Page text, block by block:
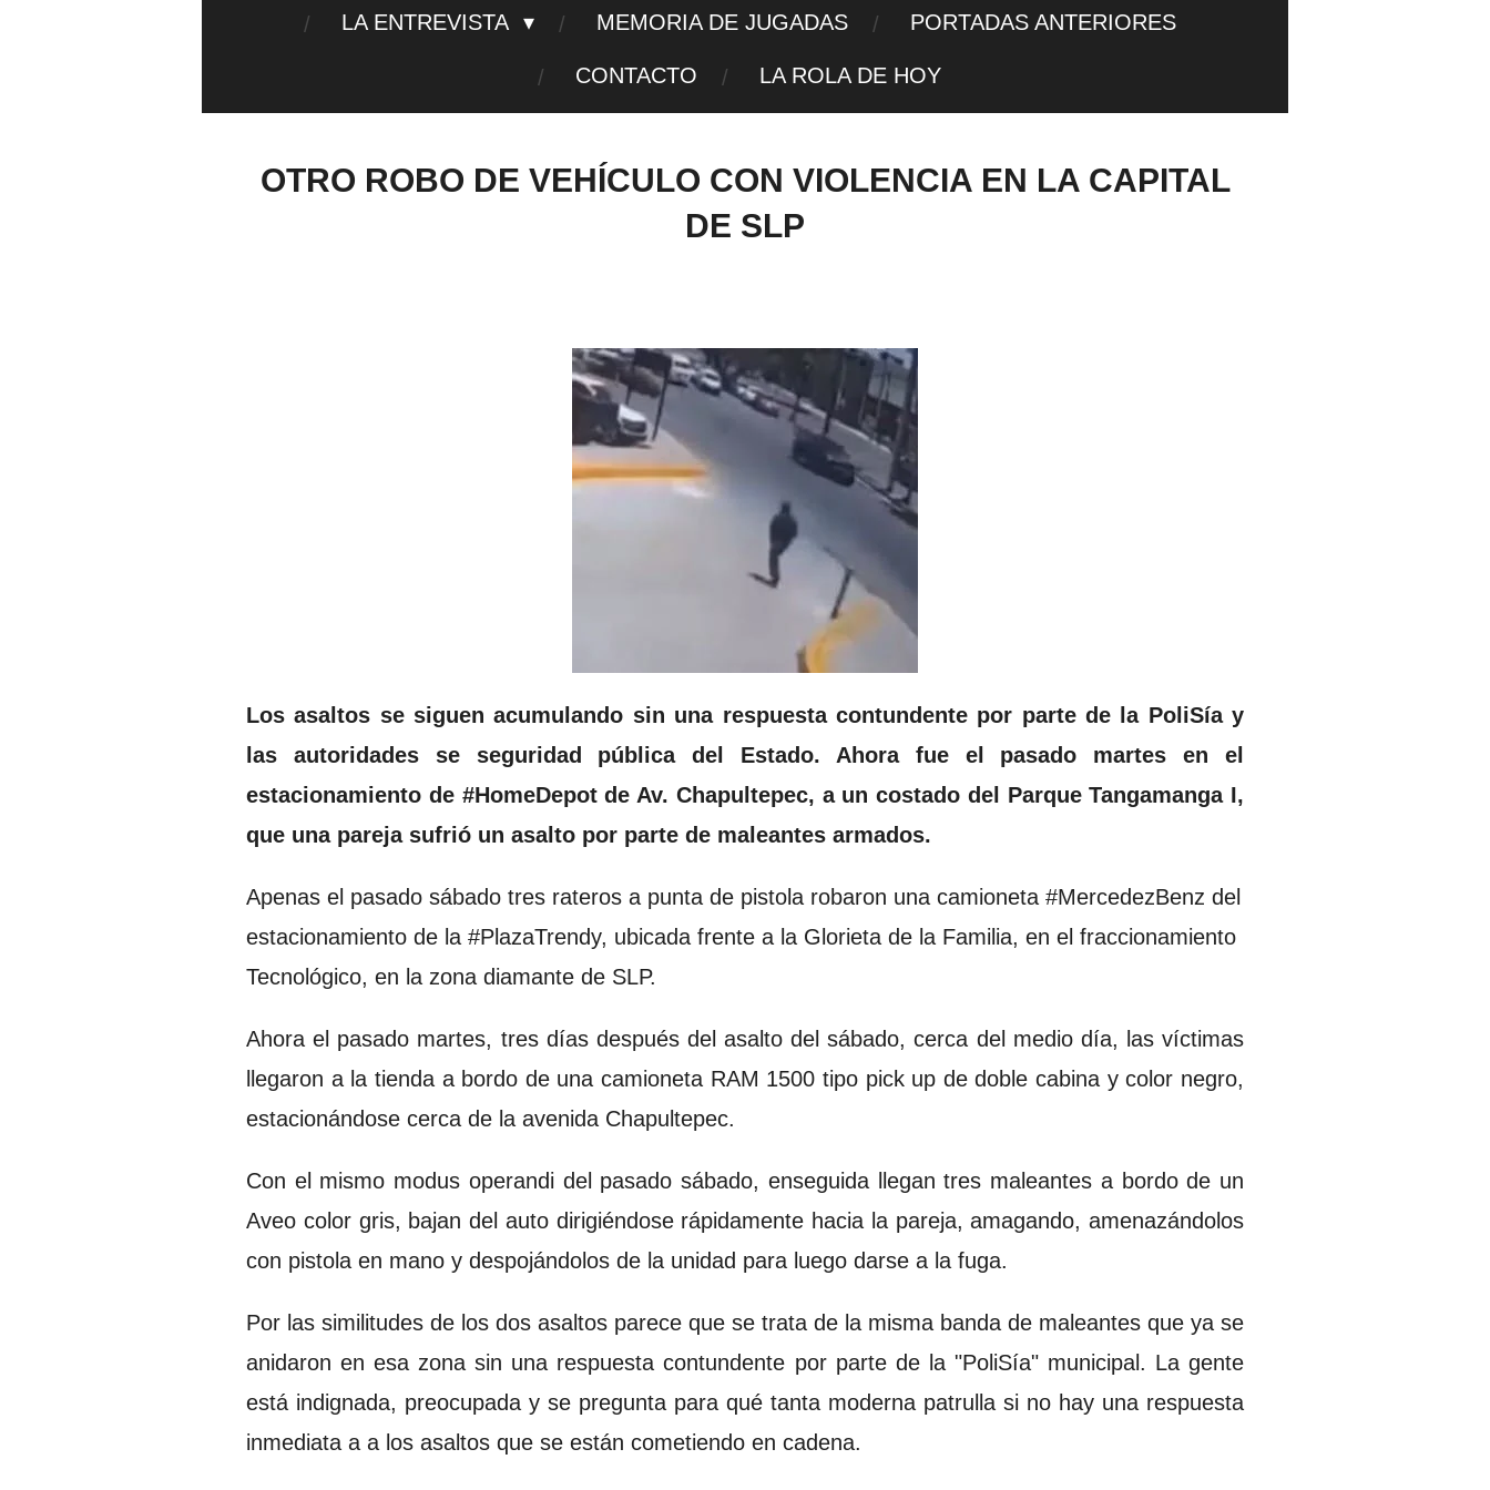
LA ENTREVISTA MEMORIA DE JUGADAS PORTADAS ANTERIORES
CONTACTO LA ROLA DE HOY
OTRO ROBO DE VEHÍCULO CON VIOLENCIA EN LA CAPITAL
DE SLP
Los asaltos se siguen acumulando sin una respuesta contundente por parte de la PoliSía y
las autoridades se seguridad pública del Estado. Ahora fue el pasado martes en el
estacionamiento de #HomeDepot de Av. Chapultepec, a un costado del Parque Tangamanga I,
que una pareja sufrió un asalto por parte de maleantes armados.
Apenas el pasado sábado tres rateros a punta de pistola robaron una camioneta #MercedezBenz del
estacionamiento de la #PlazaTrendy, ubicada frente a la Glorieta de la Familia, en el fraccionamiento
Tecnológico, en la zona diamante de SLP.
Ahora el pasado martes, tres días después del asalto del sábado, cerca del medio día, las víctimas
llegaron a la tienda a bordo de una camioneta RAM 1500 tipo pick up de doble cabina y color negro,
estacionándose cerca de la avenida Chapultepec.
Con el mismo modus operandi del pasado sábado, enseguida llegan tres maleantes a bordo de un
Aveo color gris, bajan del auto dirigiéndose rápidamente hacia la pareja, amagando, amenazándolos
con pistola en mano y despojándolos de la unidad para luego darse a la fuga.
Por las similitudes de los dos asaltos parece que se trata de la misma banda de maleantes que ya se
anidaron en esa zona sin una respuesta contundente por parte de la "PoliSía" municipal. La gente
está indignada, preocupada y se pregunta para qué tanta moderna patrulla si no hay una respuesta
inmediata a a los asaltos que se están cometiendo en cadena.